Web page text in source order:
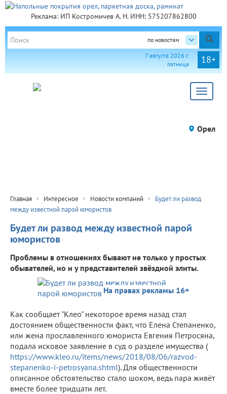
Реклама: ИП Костромичев А. Н. ИНН: 575207862800
по новостям
18+
7 августа 2026 г.
пятница
Toggle
Орел
Главная Интересное Новости компаний
Будет ли развод
между известной парой юмористов
Будет ли развод между известной парой
юмористов
Проблемы в отношениях бывают не только у простых
обывателей, но и у представителей звёздной элиты.
На правах рекламы 16+
Как сообщает "Клео" некоторое время назад стал
достоянием общественности факт, что Елена Степаненко,
или жена прославленного юмориста Евгения Петросяна,
подала исковое заявление в суд о разделе имущества (
https://www.kleo.ru/items/news/2018/08/06/razvod-
stepanenko-i-petrosyana.shtml). Для общественности
описанное обстоятельство стало шоком, ведь пара живёт
вместе более тридцати лет.